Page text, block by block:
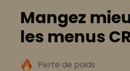
Mangez
les menus
Perte de poids